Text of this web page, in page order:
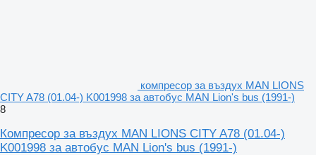
компресор за въздух MAN LIONS
CITY A78 (01.04-) K001998 за автобус MAN Lion's bus (1991-)
8
Компресор за въздух MAN LIONS CITY A78 (01.04-)
K001998 за автобус MAN Lion's bus (1991-)